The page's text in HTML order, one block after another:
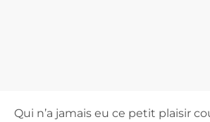
Qui n’a jamais eu ce petit plaisir